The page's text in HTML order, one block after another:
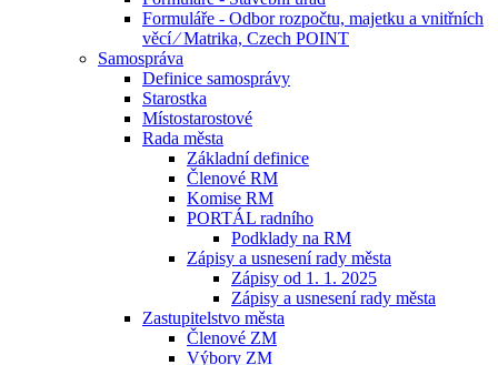
Formuláře - Odbor rozpočtu, majetku a vnitřních
věcí ⁄ Matrika, Czech POINT
Samospráva
Definice samosprávy
Starostka
Místostarostové
Rada města
Základní definice
Členové RM
Komise RM
PORTÁL radního
Podklady na RM
Zápisy a usnesení rady města
Zápisy od 1. 1. 2025
Zápisy a usnesení rady města
Zastupitelstvo města
Členové ZM
Výbory ZM